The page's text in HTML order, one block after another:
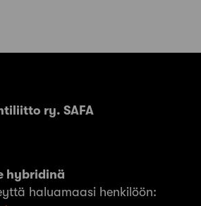
ry. SAFA
hybridinä
haluamaasi henkilöön: